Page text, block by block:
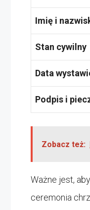
Imię i
Stan cywilny
Data
Podpis i
Zobacz też:
Ważne jest,
ceremonia